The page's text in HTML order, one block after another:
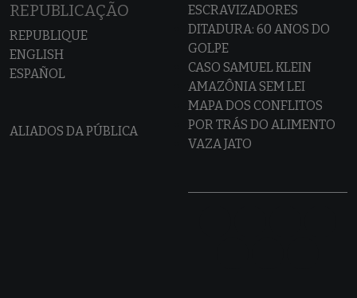
REPUBLICAÇÃO
REPUBLIQUE
ENGLISH
ESPAÑOL
ALIADOS DA PÚBLICA
ESCRAVIZADORES
DITADURA: 60 ANOS DO
GOLPE
CASO SAMUEL KLEIN
AMAZÔNIA SEM LEI
MAPA DOS CONFLITOS
POR TRÁS DO ALIMENTO
VAZA JATO